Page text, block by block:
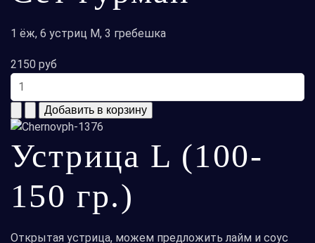
1 ёж, 6 устриц М, 3 гребешка
2150 руб
Устрица L (100-
150 гр.)
Открытая устрица, можем предложить лайм и соус